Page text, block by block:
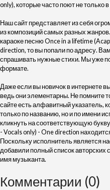
only), которые часто поют не только
Наш сайт представляет из себя
из композиций самых разных
караоке песню Once in a lifetime
direction, то вы попали по адресу.
спрашивать нужные стихи. Мы уже
формате.
Даже если вы новичок в интернете
ведь они элементарны. Не помните
сайте есть алфавитный указатель,
только по названию, но и по имени
кликнуть на соответствующую
- Vocals only) - One direction
Поскольку исполнитель является
добавили полный список авторских
имя музыканта.
Комментарии (0)